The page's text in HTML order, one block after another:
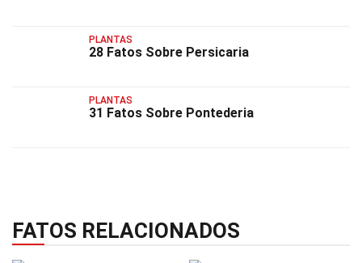
PLANTAS
28 Fatos Sobre Persicaria
PLANTAS
31 Fatos Sobre Pontederia
FATOS RELACIONADOS